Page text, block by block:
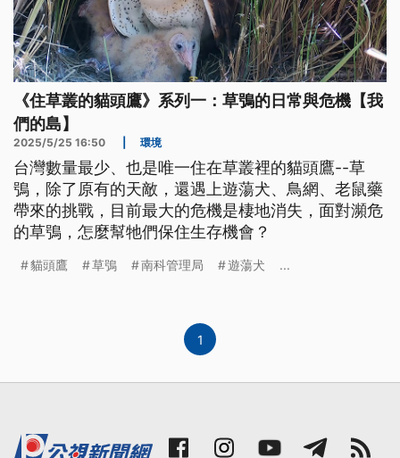
《住草叢的貓頭鷹》系列一：草鴞的日常與危機【我
們的島】
2025/5/25 16:50 環境
台灣數量最少、也是唯一住在草叢裡的貓頭鷹--草
鴞，除了原有的天敵，還遇上遊蕩犬、鳥網、老鼠藥
帶來的挑戰，目前最大的危機是棲地消失，面對瀕危
的草鴞，怎麼幫牠們保住生存機會？
貓頭鷹 草鴞 南科管理局 遊蕩犬 ...
1